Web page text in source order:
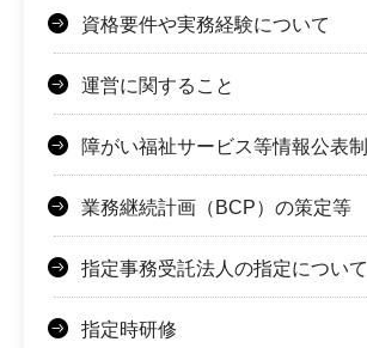
資格要件や実務経験について
運営に関すること
障がい福祉サービス等情報公表
業務継続計画（BCP）の策定等
指定事務受託法人の指定について
指定時研修